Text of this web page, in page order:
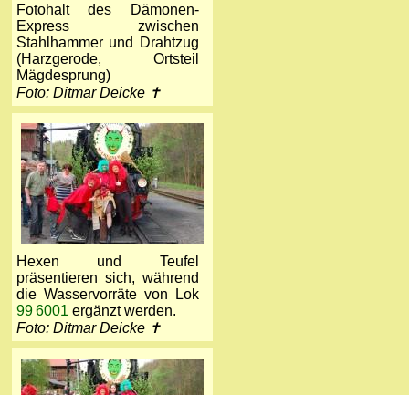
Fotohalt des Dämonen-
Express zwischen
Stahlhammer und Drahtzug
(Harzgerode, Ortsteil
Mägdesprung)
Foto: Ditmar Deicke ✝
Hexen und Teufel
präsentieren sich, während
die Wasservorräte von Lok
99 6001 ergänzt werden.
Foto: Ditmar Deicke ✝